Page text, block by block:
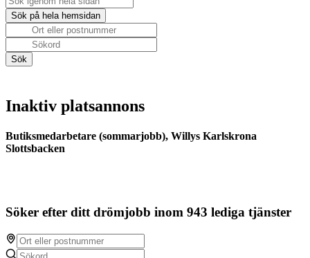
Inaktiv platsannons
Butiksmedarbetare (sommarjobb), Willys Karlskrona
Slottsbacken
Söker efter ditt drömjobb inom 943 lediga tjänster